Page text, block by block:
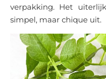
verpakking. Het
simpel, maar chique uit.